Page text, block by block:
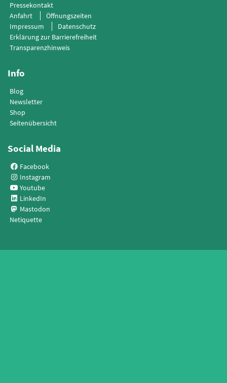
Pressekontakt
Anfahrt
Öffnungszeiten
Impressum
Datenschutz
Erklärung zur Barrierefreiheit
Transparenzhinweis
Info
Blog
Newsletter
Shop
Seitenübersicht
Social Media
Facebook
Instagram
Youtube
LinkedIn
Mastodon
Netiquette